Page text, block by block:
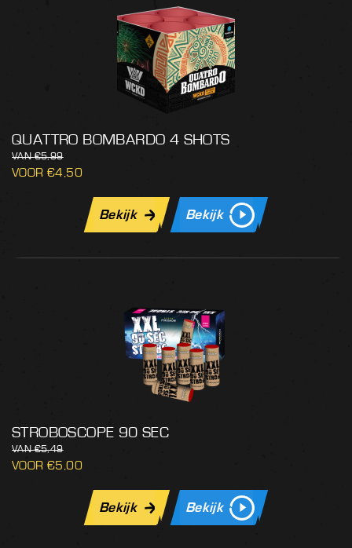
QUATTRO BOMBARDO 4 SHOTS
€5,99
€4,50
Bekijk Bekijk
STROBOSCOPE 90 SEC
€5,49
€5,00
Bekijk Bekijk